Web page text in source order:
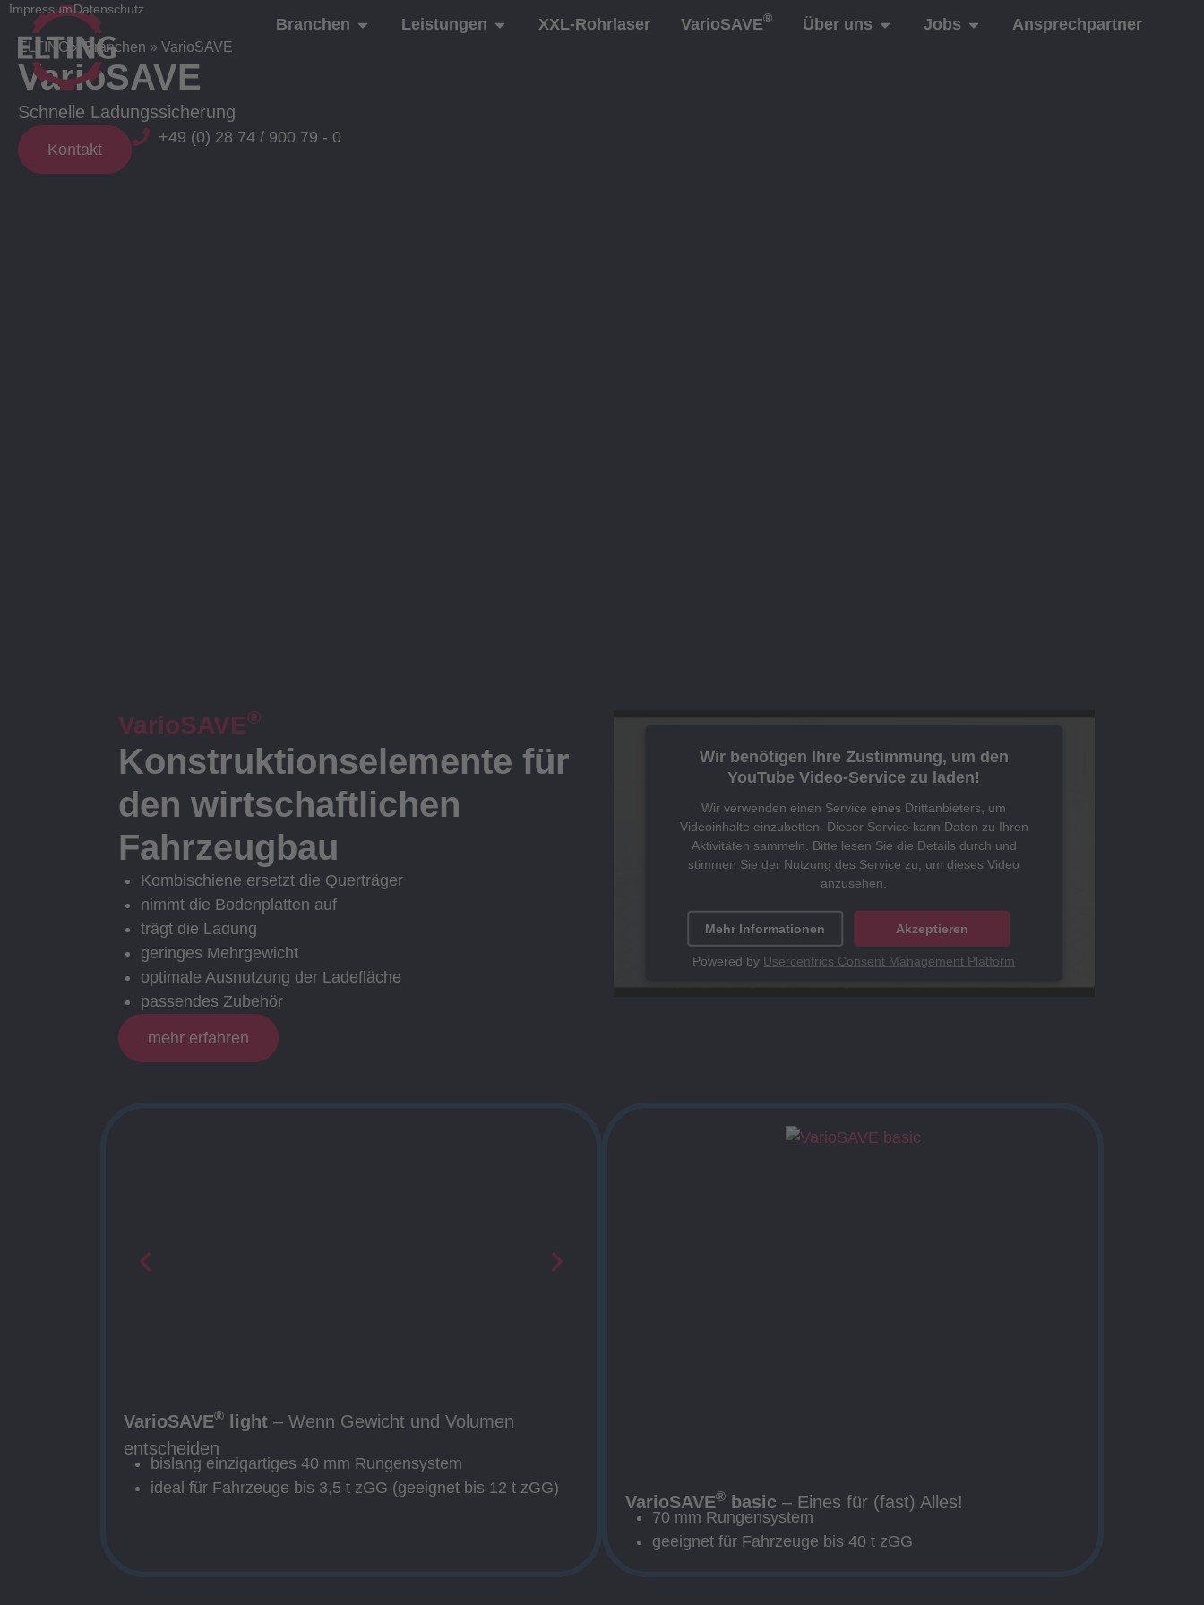
ImpressumDatenschutz
Branchen Leistungen XXL-Rohrlaser VarioSAVE® Über uns Jobs Ansprechpartner
ELTING »Branchen » VarioSAVE
VarioSAVE
Schnelle Ladungssicherung
Kontakt
+49 (0) 28 74 / 900 79 - 0
VarioSAVE®
Konstruktionselemente für
den wirtschaftlichen
Fahrzeugbau
Kombischiene ersetzt die Querträger
nimmt die Bodenplatten auf
trägt die Ladung
geringes Mehrgewicht
optimale Ausnutzung der Ladefläche
passendes Zubehör
mehr erfahren
Wir benötigen Ihre Zustimmung, um den
YouTube Video-Service zu laden!
Wir verwenden einen Service eines Drittanbieters, um
Videoinhalte einzubetten. Dieser Service kann Daten zu Ihren
Aktivitäten sammeln. Bitte lesen Sie die Details durch und
stimmen Sie der Nutzung des Service zu, um dieses Video
anzusehen.
Mehr Informationen Akzeptieren
Powered by Usercentrics Consent Management Platform
VarioSAVE® light – Wenn Gewicht und Volumen
entscheiden
bislang einzigartiges 40 mm Rungensystem
ideal für Fahrzeuge bis 3,5 t zGG (geeignet bis 12 t zGG)
VarioSAVE® basic – Eines für (fast) Alles!
70 mm Rungensystem
geeignet für Fahrzeuge bis 40 t zGG